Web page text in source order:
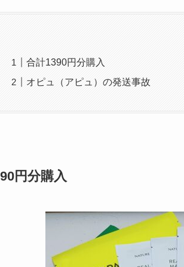
合計1390円分購入
オピュ（アピュ）の発送事故
円分購入